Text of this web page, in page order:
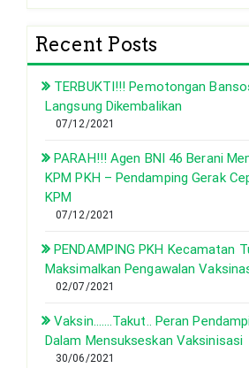
Recent Posts
TERBUKTI!!! Pemotongan
Langsung Dikembalikan
07/12/2021
PARAH!!! Agen BNI 46 Berani
KPM PKH – Pendamping Gerak
KPM
07/12/2021
PENDAMPING PKH Kecamatan
Maksimalkan Pengawalan
02/07/2021
Vaksin…….Takut.. Peran
Dalam Mensukseskan Vaksinisasi
30/06/2021